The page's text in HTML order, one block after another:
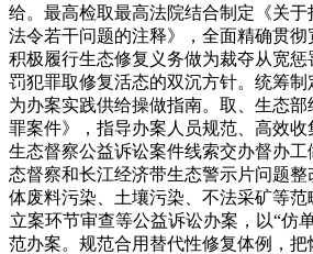
给。最高检取最高法院结合制定《关于
法令若干问题的注释》，全面精确贯
积极履行生态修复义务做为裁夺从宽
罚犯罪取修复活态的双沉方针。统筹制
为办案实践供给操做指南。取、生态
罪案件》，指导办案人员规范、高效
生态督察公益诉讼案件线索交办督办
态督察和长江经济带生态警示片问题整
体废料污染、土壤污染、不法采矿等
立案环节审查等公益诉讼办案，以“仿
范办案。规范合用替代性修复体例，把